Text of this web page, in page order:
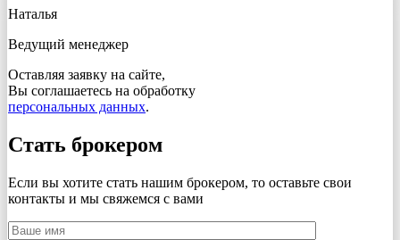
Наталья
Ведущий менеджер
Оставляя заявку на сайте,
Вы соглашаетесь на обработку
персональных данных.
Стать брокером
Если вы хотите стать нашим брокером, то оставьте свои
контакты и мы свяжемся с вами